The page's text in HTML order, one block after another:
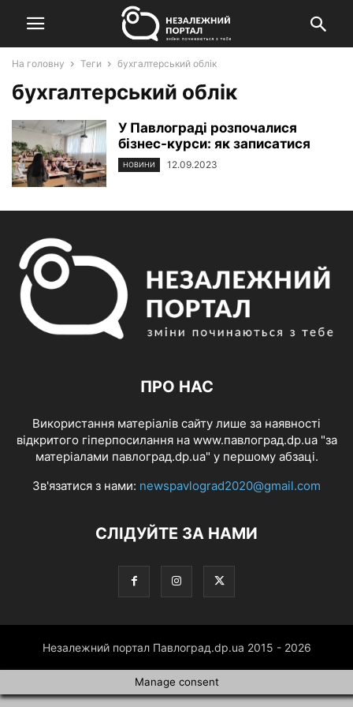
На головну Теги бухгалтерський облік
бухгалтерський облік
У Павлограді розпочалися
бізнес-курси: як записатися
НОВИНИ 12.09.2023
ПРО НАС
Використання матеріалів сайту лише за наявності
відкритого гіперпосилання на www.павлоград.dp.ua "за
матеріалами павлоград.dp.ua" у першому абзаці.
Зв'язатися з нами: newspavlograd2020@gmail.com
СЛІДУЙТЕ ЗА НАМИ
Незалежний портал Павлоград.dp.ua 2015 - 2026
Manage consent